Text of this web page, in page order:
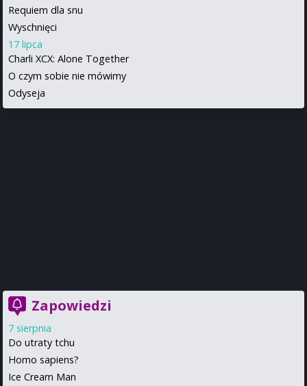
Requiem dla snu
Wyschnięci
17 lipca
Charli XCX: Alone Together
O czym sobie nie mówimy
Odyseja
Zapowiedzi
7 sierpnia
Do utraty tchu
Homo sapiens?
Ice Cream Man